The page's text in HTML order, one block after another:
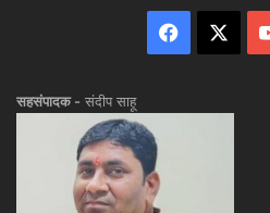
Facebook
सहसंपादक - संदीप साहू